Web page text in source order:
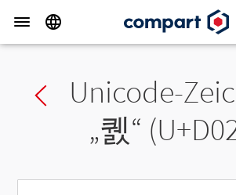
Previous char
Unicode-
„퀤“